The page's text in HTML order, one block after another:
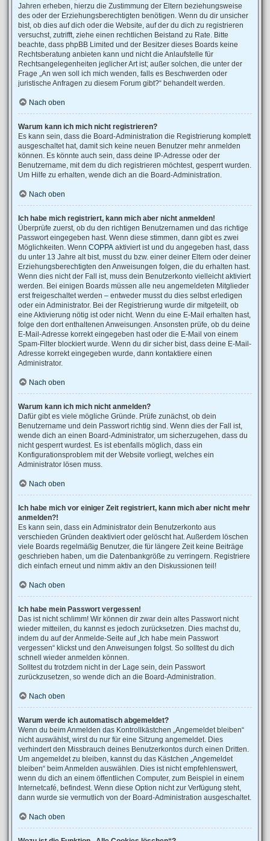
Jahren erheben, hierzu die Zustimmung der Eltern beziehungsweise
des oder der Erziehungsberechtigten benötigen. Wenn du dir unsicher
bist, ob dies auf dich oder die Website, auf der du dich zu registrieren
versuchst, zutrifft, ziehe einen rechtlichen Beistand zu Rate. Bitte
beachte, dass phpBB Limited und der Besitzer dieses Boards keine
Rechtsberatung anbieten kann und nicht die Anlaufstelle für
Rechtsangelegenheiten jeglicher Art ist; außer solchen, die unter der
Frage „An wen soll ich mich wenden, falls es Beschwerden oder
juristische Anfragen zu diesem Forum gibt?“ behandelt werden.
Nach oben
Warum kann ich mich nicht registrieren?
Es kann sein, dass die Board-Administration die Registrierung komplett
ausgeschaltet hat, damit sich keine neuen Benutzer mehr anmelden
können. Es könnte auch sein, dass deine IP-Adresse oder der
Benutzername, mit dem du dich registrieren möchtest, gesperrt wurden.
Um Hilfe zu erhalten, wende dich an die Board-Administration.
Nach oben
Ich habe mich registriert, kann mich aber nicht anmelden!
Überprüfe zuerst, ob du den richtigen Benutzernamen und das richtige
Passwort eingegeben hast. Wenn diese stimmen, dann gibt es zwei
Möglichkeiten. Wenn COPPA aktiviert ist und du angegeben hast, dass
du unter 13 Jahre alt bist, musst du bzw. einer deiner Eltern oder deiner
Erziehungsberechtigten den Anweisungen folgen, die du erhalten hast.
Wenn dies nicht der Fall ist, muss dein Benutzerkonto vielleicht aktiviert
werden. Bei einigen Boards müssen alle neu angemeldeten Mitglieder
erst freigeschaltet werden – entweder musst du dies selbst erledigen
oder ein Administrator. Bei der Registrierung wurde dir mitgeteilt, ob
eine Aktivierung nötig ist oder nicht. Wenn du eine E-Mail erhalten hast,
folge den dort enthaltenen Anweisungen. Ansonsten prüfe, ob du deine
E-Mail-Adresse korrekt eingegeben hast oder die E-Mail von einem
Spam-Filter blockiert wurde. Wenn du dir sicher bist, dass deine E-Mail-
Adresse korrekt eingegeben wurde, dann kontaktiere einen
Administrator.
Nach oben
Warum kann ich mich nicht anmelden?
Dafür gibt es viele mögliche Gründe. Prüfe zunächst, ob dein
Benutzername und dein Passwort richtig sind. Wenn dies der Fall ist,
wende dich an einen Board-Administrator, um sicherzugehen, dass du
nicht gesperrt wurdest. Es ist ebenfalls möglich, dass ein
Konfigurationsproblem mit der Website vorliegt, welches ein
Administrator lösen muss.
Nach oben
Ich habe mich vor einiger Zeit registriert, kann mich aber nicht mehr
anmelden?!
Es kann sein, dass ein Administrator dein Benutzerkonto aus
verschieden Gründen deaktiviert oder gelöscht hat. Außerdem löschen
viele Boards regelmäßig Benutzer, die für längere Zeit keine Beiträge
geschrieben haben, um die Datenbankgröße zu verringern. Registriere
dich einfach erneut und nimm aktiv an den Diskussionen teil!
Nach oben
Ich habe mein Passwort vergessen!
Das ist nicht schlimm! Wir können dir zwar dein altes Passwort nicht
wieder mitteilen, du kannst es jedoch zurücksetzen. Dies machst du,
indem du auf der Anmelde-Seite auf „Ich habe mein Passwort
vergessen“ klickst und den Anweisungen folgst. So solltest du dich
schnell wieder anmelden können.
Solltest du trotzdem nicht in der Lage sein, dein Passwort
zurückzusetzen, so wende dich an die Board-Administration.
Nach oben
Warum werde ich automatisch abgemeldet?
Wenn du beim Anmelden das Kontrollkästchen „Angemeldet bleiben“
nicht auswählst, wirst du nur für eine Sitzung angemeldet. Dies
verhindert den Missbrauch deines Benutzerkontos durch einen Dritten.
Um angemeldet zu bleiben, kannst du das Kästchen „Angemeldet
bleiben“ beim Anmelden auswählen. Dies ist nicht empfehlenswert,
wenn du dich an einem öffentlichen Computer, zum Beispiel in einem
Internetcafé, befindest. Wenn diese Option nicht zur Verfügung steht,
dann wurde sie vermutlich von der Board-Administration ausgeschaltet.
Nach oben